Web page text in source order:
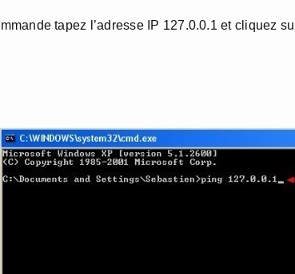
tapez l’adresse IP 127.0.0.1 et cliquez